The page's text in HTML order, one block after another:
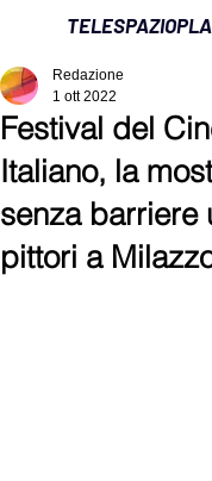
Festival del
Italiano, la
senza barriere
pittori a
Redazione
1 ott 2022